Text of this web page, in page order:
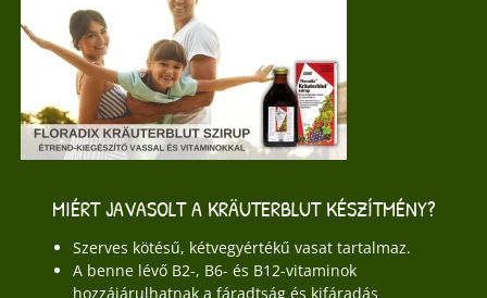
MIÉRT JAVASOLT A KRÄUTERBLUT KÉSZÍTMÉNY?
Szerves kötésű, kétvegyértékű vasat tartalmaz.
A benne lévő B2-, B6- és B12-vitaminok
hozzájárulhatnak a fáradtság és kifáradás